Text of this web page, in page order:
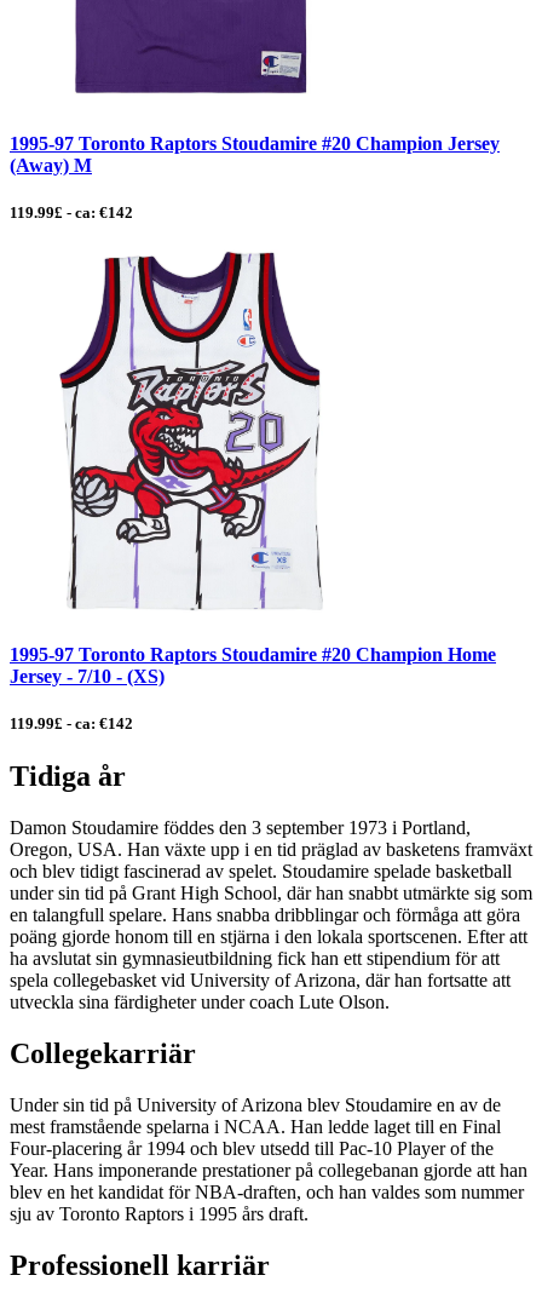
1995-97 Toronto Raptors Stoudamire #20 Champion Jersey
(Away) M
119.99£ - ca: €142
1995-97 Toronto Raptors Stoudamire #20 Champion Home
Jersey - 7/10 - (XS)
119.99£ - ca: €142
Tidiga år
Damon Stoudamire föddes den 3 september 1973 i Portland,
Oregon, USA. Han växte upp i en tid präglad av basketens framväxt
och blev tidigt fascinerad av spelet. Stoudamire spelade basketball
under sin tid på Grant High School, där han snabbt utmärkte sig som
en talangfull spelare. Hans snabba dribblingar och förmåga att göra
poäng gjorde honom till en stjärna i den lokala sportscenen. Efter att
ha avslutat sin gymnasieutbildning fick han ett stipendium för att
spela collegebasket vid University of Arizona, där han fortsatte att
utveckla sina färdigheter under coach Lute Olson.
Collegekarriär
Under sin tid på University of Arizona blev Stoudamire en av de
mest framstående spelarna i NCAA. Han ledde laget till en Final
Four-placering år 1994 och blev utsedd till Pac-10 Player of the
Year. Hans imponerande prestationer på collegebanan gjorde att han
blev en het kandidat för NBA-draften, och han valdes som nummer
sju av Toronto Raptors i 1995 års draft.
Professionell karriär